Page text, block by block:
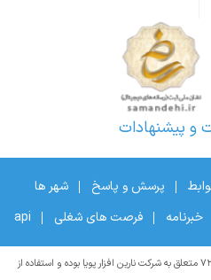
و پیشنهادات
پرسش و پاسخ
شهر ها
خبرنامه فرصت های شغلی api
© تمامی حقوق مادی و معنوی سایت سفر۷۲۴ متعلق به شرکت نارین افزار پویا بوده و استفاده از